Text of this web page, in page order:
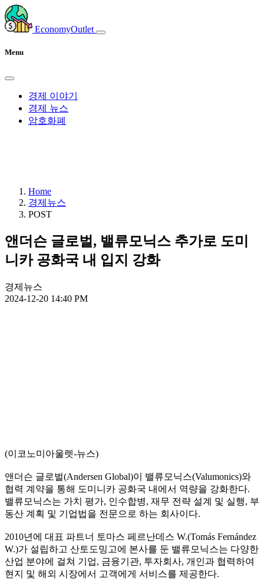
EconomyOutlet
Menu
경제 이야기
경제 뉴스
암호화폐
Home
경제뉴스
POST
앤더슨 글로벌, 밸류모닉스 추가로 도미
니카 공화국 내 입지 강화
경제뉴스
2024-12-20 14:40 PM
(이코노미아울렛-뉴스)
앤더슨 글로벌(Andersen Global)이 밸류모닉스(Valumonics)와
협력 계약을 통해 도미니카 공화국 내에서 역량을 강화한다.
밸류모닉스는 가치 평가, 인수합병, 재무 전략 설계 및 실행, 부
동산 계획 및 기업법을 전문으로 하는 회사이다.
2010년에 대표 파트너 토마스 페르난데스 W.(Tomás Fernández
W.)가 설립하고 산토도밍고에 본사를 둔 밸류모닉스는 다양한
산업 분야에 걸쳐 기업, 금융기관, 투자회사, 개인과 협력하여
현지 및 해외 시장에서 고객에게 서비스를 제공한다.